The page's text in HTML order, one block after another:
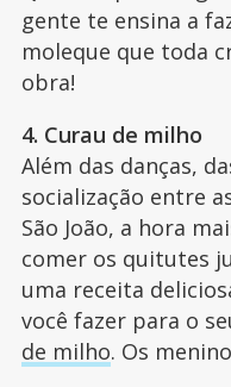
gente te ensina a
moleque que toda
obra!
4. Curau de milho
Além das danças,
socialização entre
São João, a hora
comer os quitutes
uma receita
você fazer para o
de milho. Os